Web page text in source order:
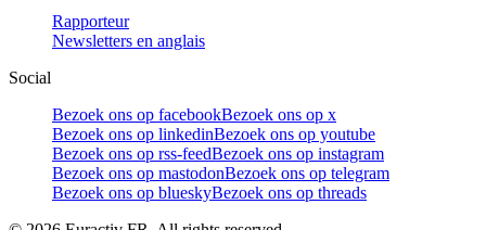
Rapporteur
Newsletters en anglais
Social
Bezoek ons op facebookBezoek ons op x
Bezoek ons op linkedinBezoek ons op youtube
Bezoek ons op rss-feedBezoek ons op instagram
Bezoek ons op mastodonBezoek ons op telegram
Bezoek ons op blueskyBezoek ons op threads